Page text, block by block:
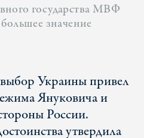
государства МВФ
значение
Украины привел
Януковича и
России.
утвердила